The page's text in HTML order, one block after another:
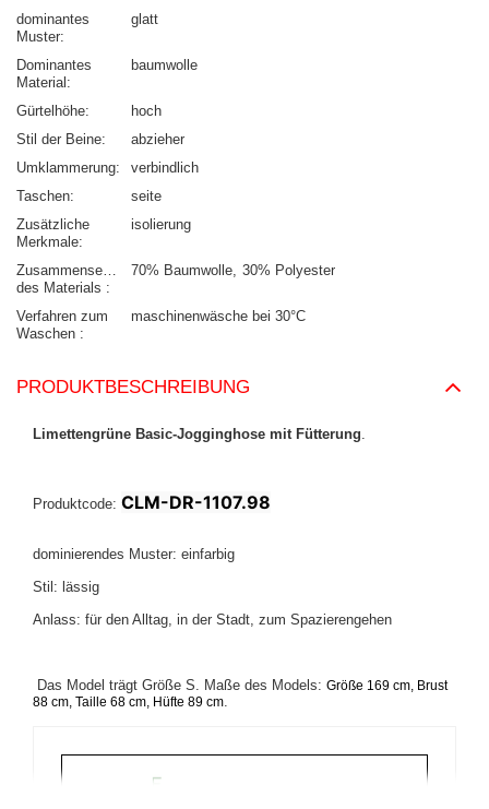
dominantes
Muster
glatt
Dominantes
Material
baumwolle
Gürtelhöhe
hoch
Stil der Beine
abzieher
Umklammerung
verbindlich
Taschen
seite
Zusätzliche
Merkmale
isolierung
Zusammensetzung
des Materials
70% Baumwolle 30% Polyester
Verfahren zum
Waschen
maschinenwäsche bei 30°C
PRODUKTBESCHREIBUNG
Limettengrüne Basic-Jogginghose mit Fütterung.
Produktcode: CLM-DR-1107.98
dominierendes Muster: einfarbig
Stil: lässig
Anlass: für den Alltag, in der Stadt, zum Spazierengehen
Das Model trägt Größe S. Maße des Models: Größe 169 cm, Brust
88 cm, Taille 68 cm, Hüfte 89 cm.